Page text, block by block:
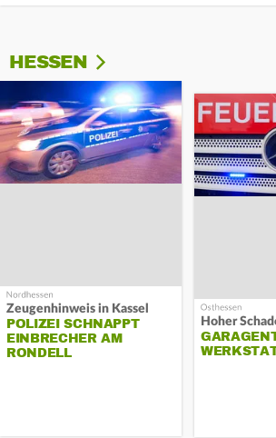
HESSEN
Zeugenhinweis in Kassel
POLIZEI SCHNAPPT
EINBRECHER AM
RONDELL
Hoher